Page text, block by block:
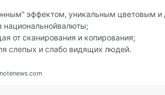
эффектом, уникальным цветовым
национальнойвалюты;
от сканирования и копирования;
слепых и слабо видящих людей.